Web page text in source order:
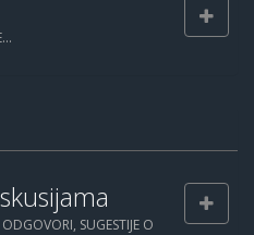
SUGESTIJE O